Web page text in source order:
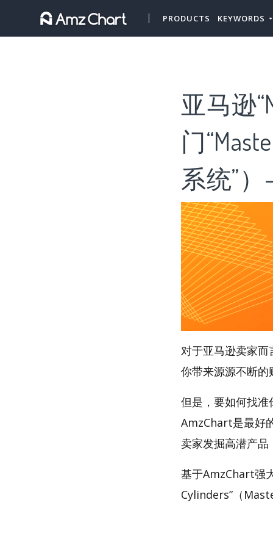
PRODUCTS KEYWORDS
亚马逊
门
系统”）
对于亚马逊卖家
你带来源源不断的
但是，要如何找
AmzChart是最好
卖家发掘高潜产
基于AmzChart强
Cylinders”（